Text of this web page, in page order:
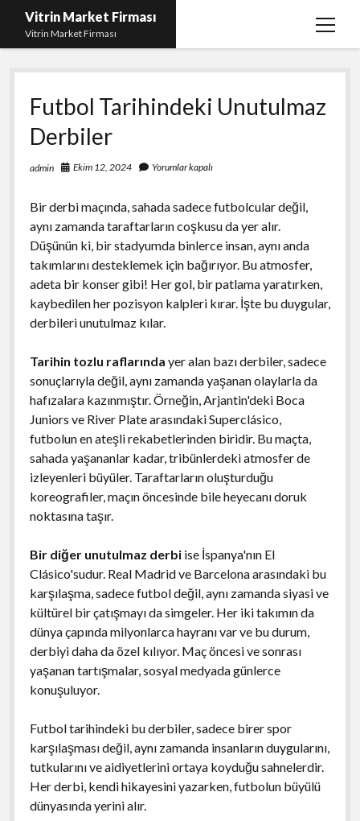
Vitrin Market Firması
Vitrin Market Firması
menüyü
En İyi Tumblr Takipçi Hilesi
iPhone için Instagram Gizli Hesap Görme
Liste
Reels Beğeni Yükleme Hilesi
Sayfa Listesi
Futbol Tarihindeki Unutulmaz
Derbiler
admin Ekim 12, 2024 Yorumlar kapalı
Bir derbi maçında, sahada sadece futbolcular değil,
aynı zamanda taraftarların coşkusu da yer alır.
Düşünün ki, bir stadyumda binlerce insan, aynı anda
takımlarını desteklemek için bağırıyor. Bu atmosfer,
adeta bir konser gibi! Her gol, bir patlama yaratırken,
kaybedilen her pozisyon kalpleri kırar. İşte bu duygular,
derbileri unutulmaz kılar.
Tarihin tozlu raflarında yer alan bazı derbiler, sadece
sonuçlarıyla değil, aynı zamanda yaşanan olaylarla da
hafızalara kazınmıştır. Örneğin, Arjantin'deki Boca
Juniors ve River Plate arasındaki Superclásico,
futbolun en ateşli rekabetlerinden biridir. Bu maçta,
sahada yaşananlar kadar, tribünlerdeki atmosfer de
izleyenleri büyüler. Taraftarların oluşturduğu
koreografiler, maçın öncesinde bile heyecanı doruk
noktasına taşır.
Bir diğer unutulmaz derbiise İspanya'nın El
Clásico'sudur. Real Madrid ve Barcelona arasındaki bu
karşılaşma, sadece futbol değil, aynı zamanda siyasi ve
kültürel bir çatışmayı da simgeler. Her iki takımın da
dünya çapında milyonlarca hayranı var ve bu durum,
derbiyi daha da özel kılıyor. Maç öncesi ve sonrası
yaşanan tartışmalar, sosyal medyada günlerce
konuşuluyor.
Futbol tarihindeki bu derbiler, sadece birer spor
karşılaşması değil, aynı zamanda insanların duygularını,
tutkularını ve aidiyetlerini ortaya koyduğu sahnelerdir.
Her derbi, kendi hikayesini yazarken, futbolun büyülü
dünyasında yerini alır.